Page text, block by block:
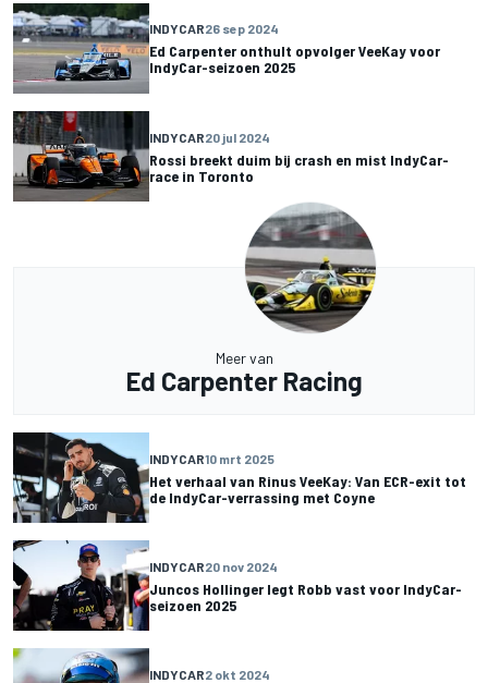
INDYCAR26 sep 2024
Ed Carpenter onthult opvolger VeeKay voor
IndyCar-seizoen 2025
INDYCAR20 jul 2024
Rossi breekt duim bij crash en mist IndyCar-
race in Toronto
Meer van
Ed Carpenter Racing
INDYCAR10 mrt 2025
Het verhaal van Rinus VeeKay: Van ECR-exit tot
de IndyCar-verrassing met Coyne
INDYCAR20 nov 2024
Juncos Hollinger legt Robb vast voor IndyCar-
seizoen 2025
INDYCAR2 okt 2024